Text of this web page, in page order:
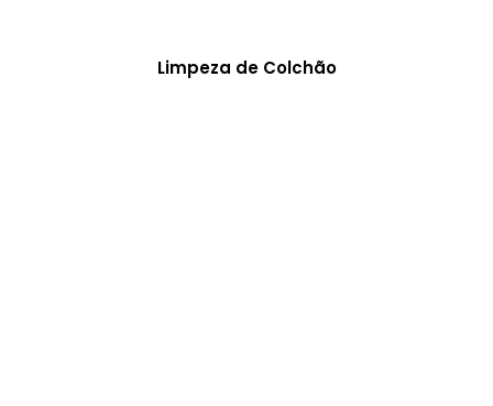
Limpeza de Colchão